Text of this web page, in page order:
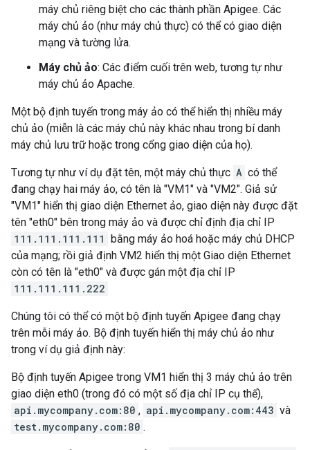
máy chủ riêng biệt cho các thành phần Apigee. Các
máy chủ ảo (như máy chủ thực) có thể có giao diện
mạng và tường lửa.
Máy chủ ảo: Các điểm cuối trên web, tương tự như
máy chủ ảo Apache.
Một bộ định tuyến trong máy ảo có thể hiển thị nhiều máy
chủ ảo (miễn là các máy chủ này khác nhau trong bí danh
máy chủ lưu trữ hoặc trong cổng giao diện của họ).
Tương tự như ví dụ đặt tên, một máy chủ thực A có thể
đang chạy hai máy ảo, có tên là "VM1" và "VM2". Giả sử
"VM1" hiển thị giao diện Ethernet ảo, giao diện này được đặt
tên "eth0" bên trong máy ảo và được chỉ định địa chỉ IP
111.111.111.111 bằng máy ảo hoá hoặc máy chủ DHCP
của mạng; rồi giả định VM2 hiển thị một Giao diện Ethernet
còn có tên là "eth0" và được gán một địa chỉ IP
111.111.111.222
Chúng tôi có thể có một bộ định tuyến Apigee đang chạy
trên mỗi máy ảo. Bộ định tuyến hiển thị máy chủ ảo như
trong ví dụ giả định này:
Bộ định tuyến Apigee trong VM1 hiển thị 3 máy chủ ảo trên
giao diện eth0 (trong đó có một số địa chỉ IP cụ thể),
api.mycompany.com:80 , api.mycompany.com:443 và
test.mycompany.com:80 .